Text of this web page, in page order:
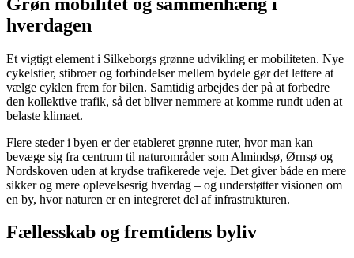
hverdagen
Et vigtigt element i Silkeborgs grønne udvikling er mobiliteten. Nye
cykelstier, stibroer og forbindelser mellem bydele gør det lettere at
vælge cyklen frem for bilen. Samtidig arbejdes der på at forbedre
den kollektive trafik, så det bliver nemmere at komme rundt uden at
belaste klimaet.
Flere steder i byen er der etableret grønne ruter, hvor man kan
bevæge sig fra centrum til naturområder som Almindsø, Ørnsø og
Nordskoven uden at krydse trafikerede veje. Det giver både en mere
sikker og mere oplevelsesrig hverdag – og understøtter visionen om
en by, hvor naturen er en integreret del af infrastrukturen.
Fællesskab og fremtidens byliv